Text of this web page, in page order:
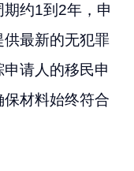
约1到2年，申
最新的无犯罪
请人的移民申
材料始终符合